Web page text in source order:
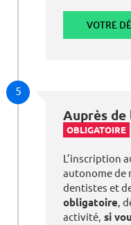
VOTRE
5
Auprès de
OBLIGATOIRE
L’inscription
autonome de
dentistes et
obligatoire,
activité, si